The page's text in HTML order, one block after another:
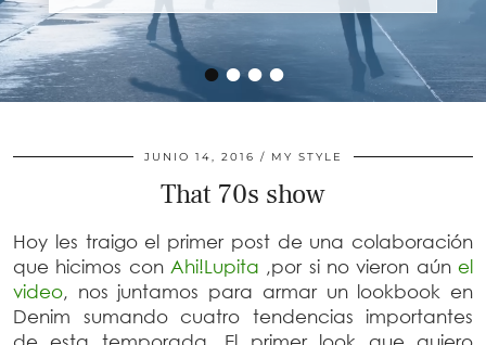
••••
JUNIO 14, 2016 MY STYLE
That 70s show
Hoy les traigo el primer post de una colaboración
que hicimos con Ahi!Lupita ,por si no vieron aún el
video, nos juntamos para armar un lookbook en
Denim sumando cuatro tendencias importantes